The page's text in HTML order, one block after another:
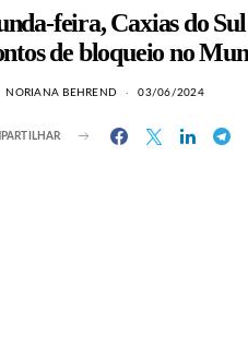
feira, Caxias do
de bloqueio no
NORIANA BEHREND 03/06/2024